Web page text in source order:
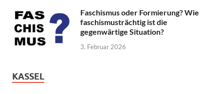
Faschismus oder Formierung? Wie
faschismusträchtig ist die
gegenwärtige Situation?
3. Februar 2026
KASSEL